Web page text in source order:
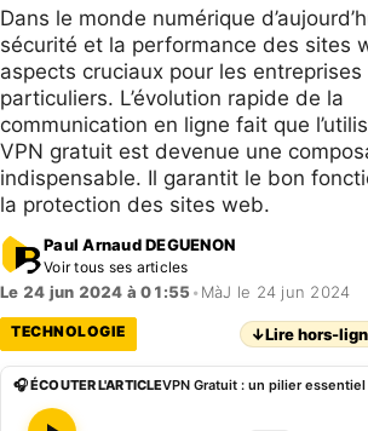
Dans le monde numérique
sécurité et la performance des sites
aspects cruciaux pour les entreprises
particuliers. L’évolution rapide de la
communication en ligne fait que
VPN gratuit est devenue une
indispensable. Il garantit le bon
la protection des sites web.
Paul Arnaud DEGUENON
Voir tous ses articles
Le 24 jun 2024 à 01:55 • MàJ le 24 jun 2024
TECHNOLOGIE ↓Lire hors-
🎧 ÉCOUTER L'ARTICLE